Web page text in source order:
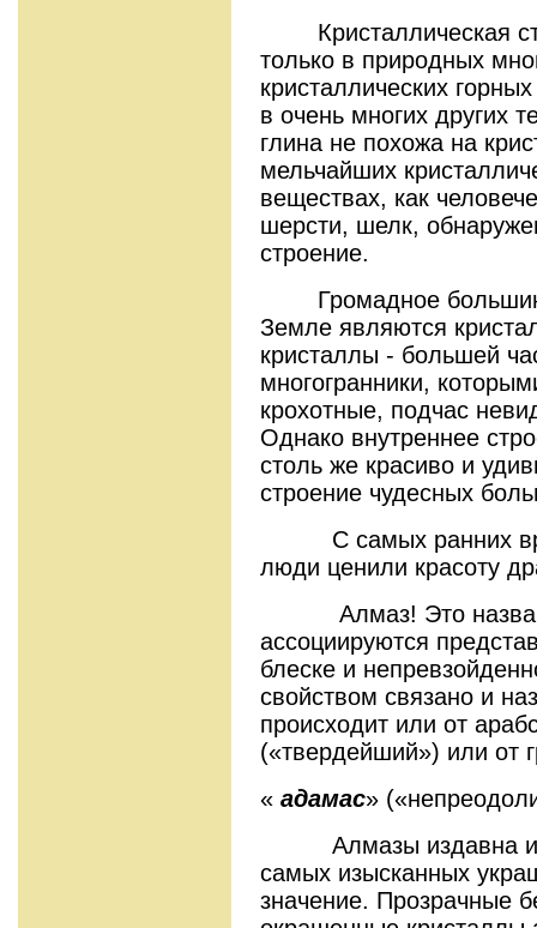
Кристаллическая
только в природных
кристаллических
в очень многих других
глина не похожа на
мельчайших
веществах, как
шерсти, шелк,
строение.
Громадное
Земле являются
кристаллы - большей
многогранники,
крохотные, подчас
Однако внутреннее
столь же красиво и
строение чудесных
С самых ранних
люди ценили красоту
Алмаз! Это
ассоциируются
блеске и
свойством связано и
происходит или от
(«твердейший») или от
« адамас»
Алмазы издавна
самых изысканных
значение. Прозрачные